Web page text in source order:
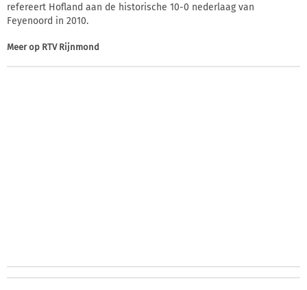
refereert Hofland aan de historische 10-0 nederlaag van
Feyenoord in 2010.
Meer op RTV Rijnmond